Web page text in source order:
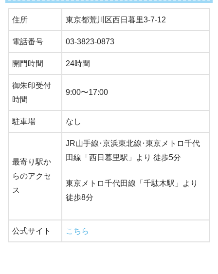
住所 東京都荒川区西日暮里3-7-12
電話番号 03-3823-0873
開門時間 24時間
御朱印受付
時間
9:00〜17:00
駐車場 なし
最寄り駅か
らのアクセ
ス
JR山手線･京浜東北線･東京メトロ千代
田線「西日暮里駅」より 徒歩5分
東京メトロ千代田線「千駄木駅」より
徒歩8分
公式サイト こちら